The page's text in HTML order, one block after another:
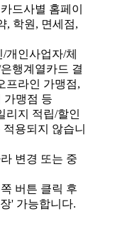
드사별 홈페이
, 학원, 면세점,
개인사업자/체
행계열카드 결
프라인 가맹점,
가맹점 등
리지 적립/할인
용되지 않습니
변경 또는 중
버튼 클릭 후
' 가능합니다.